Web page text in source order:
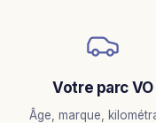
Votre parc VO
Âge, marque,